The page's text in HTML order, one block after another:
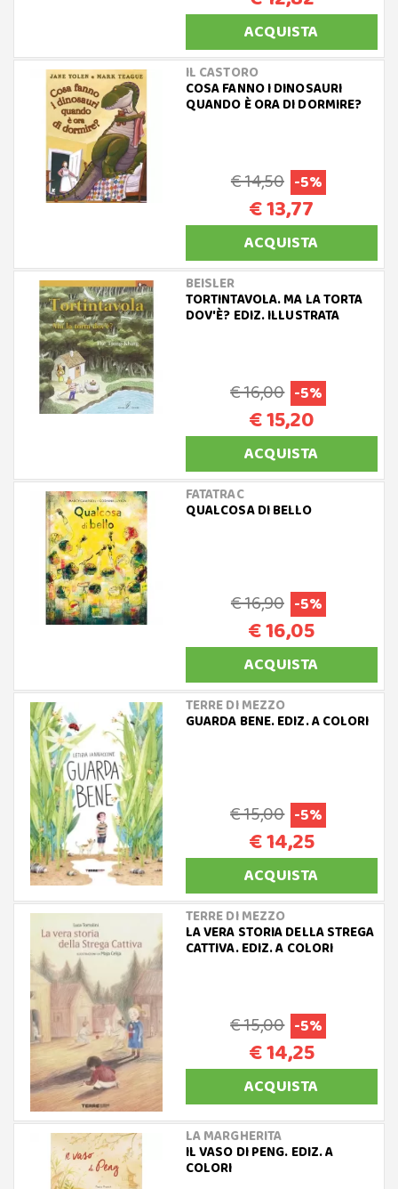
ACQUISTA
IL CASTORO
COSA FANNO I DINOSAURI
QUANDO È ORA DI DORMIRE?
€ 14,50 -5%
€ 13,77
ACQUISTA
BEISLER
TORTINTAVOLA. MA LA TORTA
DOV'È? EDIZ. ILLUSTRATA
€ 16,00 -5%
€ 15,20
ACQUISTA
FATATRAC
QUALCOSA DI BELLO
€ 16,90 -5%
€ 16,05
ACQUISTA
TERRE DI MEZZO
GUARDA BENE. EDIZ. A COLORI
€ 15,00 -5%
€ 14,25
ACQUISTA
TERRE DI MEZZO
LA VERA STORIA DELLA STREGA
CATTIVA. EDIZ. A COLORI
€ 15,00 -5%
€ 14,25
ACQUISTA
LA MARGHERITA
IL VASO DI PENG. EDIZ. A
COLORI